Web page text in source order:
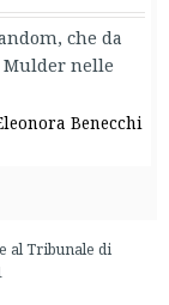
che da
nelle
Benecchi
al Tribunale di